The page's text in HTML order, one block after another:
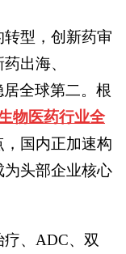
型，创新药审
出海、
居全球第二。根
物医药行业全
，国内正加速构
头部企业核心
、ADC、双